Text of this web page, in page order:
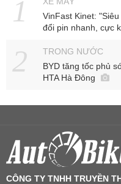
VinFast Kinet:
đổi pin nhanh, cực
TRONG NƯỚC
BYD tăng tốc phủ
HTA Hà Đông
CÔNG TY TNHH TRUYỀN